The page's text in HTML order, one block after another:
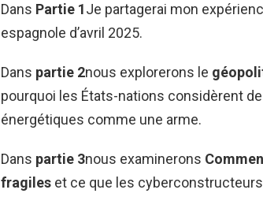
Dans Partie 1Je partagerai mon
espagnole d’avril 2025.
Dans partie 2nous explorerons le
pourquoi les États-nations considèrent
énergétiques comme une arme.
Dans partie 3nous examinerons
fragiles et ce que les